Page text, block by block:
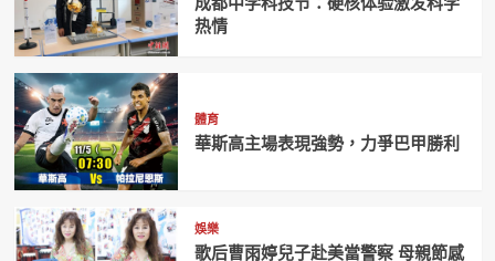
热情
體育
華斯高主場表現強勢，力爭巴甲勝利
娛樂
歌后曹雨婷兒子赴美當警察 母親節感